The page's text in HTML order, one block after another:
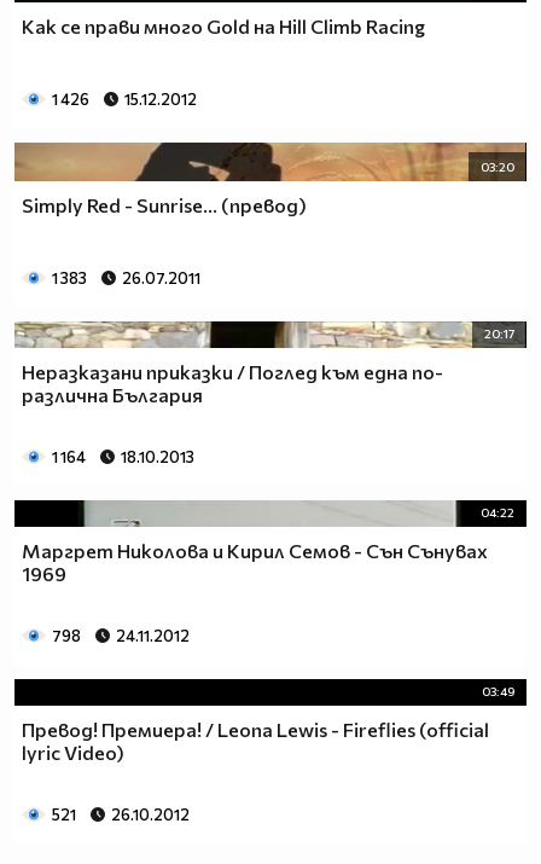
Как се прави много Gold на Hill Climb Racing
1 426 15.12.2012
03:20
Simply Red - Sunrise... (превод)
1 383 26.07.2011
20:17
Неразказани приказки / Поглед към една по-
различна България
1 164 18.10.2013
04:22
Маргрет Николова и Кирил Семов - Сън Сънувах
1969
798 24.11.2012
03:49
Превод! Премиера! / Leona Lewis - Fireflies (official
lyric Video)
521 26.10.2012